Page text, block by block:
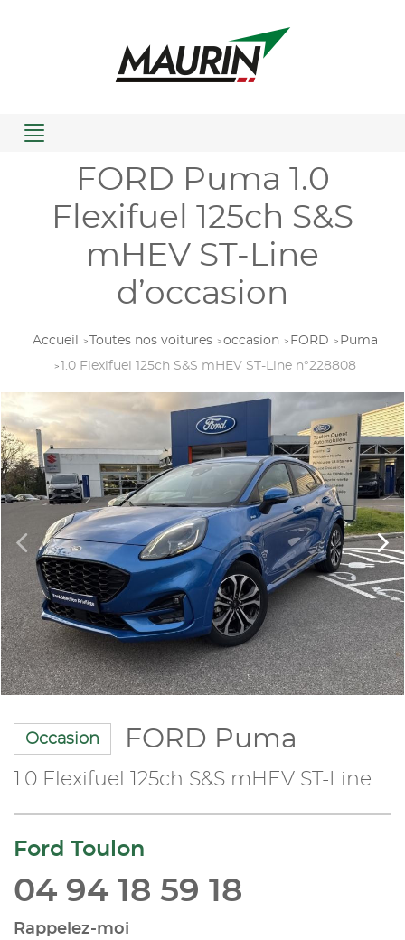
Menu
FORD Puma 1.0
Flexifuel 125ch S&S
mHEV ST-Line
d’occasion
Accueil Toutes nos voitures occasion FORD
Puma
1.0 Flexifuel 125ch S&S mHEV ST-Line n°228808
Occasion FORD Puma
1.0 Flexifuel 125ch S&S mHEV ST-Line
Ford Toulon
04 94 18 59 18
Rappelez-moi